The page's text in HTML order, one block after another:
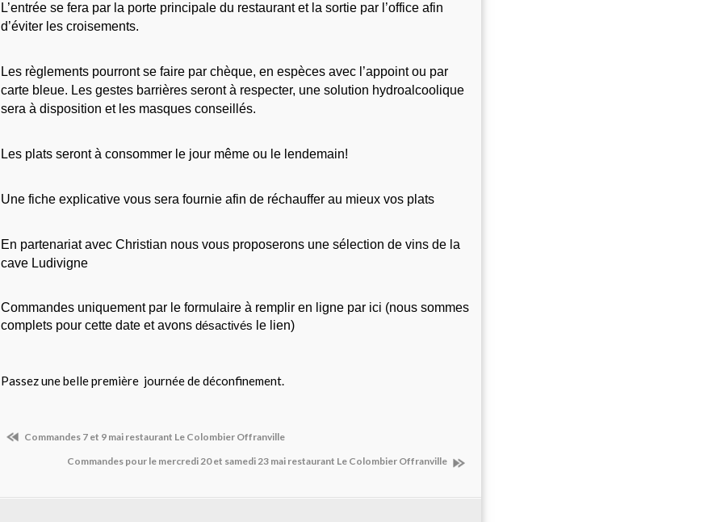
L’entrée se fera par la porte principale du restaurant et la sortie par l’office afin
d’éviter les croisements.
Les règlements pourront se faire par chèque, en espèces avec l’appoint ou par
carte bleue. Les gestes barrières seront à respecter, une solution hydroalcoolique
sera à disposition et les masques conseillés.
Les plats seront à consommer le jour même ou le lendemain!
Une fiche explicative vous sera fournie afin de réchauffer au mieux vos plats
En partenariat avec Christian nous vous proposerons une sélection de vins de la
cave Ludivigne
Commandes uniquement par le formulaire à remplir en ligne par ici (nous sommes
complets pour cette date et avons désactivés le lien)
Passez une belle première journée de déconfinement.
Commandes 7 et 9 mai restaurant Le Colombier Offranville
Commandes pour le mercredi 20 et samedi 23 mai restaurant Le Colombier Offranville